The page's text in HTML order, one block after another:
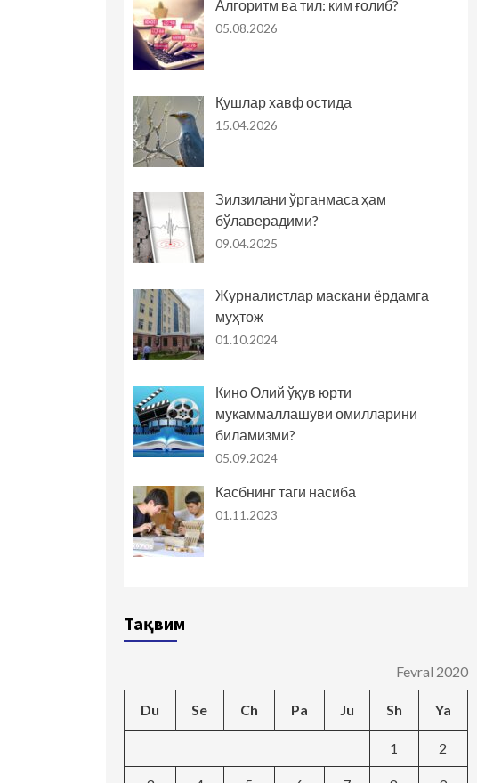
Алгоритм ва тил: ким ғолиб?
05.08.2026
Қушлар хавф остида
15.04.2026
Зилзилани ўрганмаса ҳам
бўлаверадими?
09.04.2025
Журналистлар маскани ёрдамга
муҳтож
01.10.2024
Кино Олий ўқув юрти
мукаммаллашуви омилларини
биламизми?
05.09.2024
Касбнинг таги насиба
01.11.2023
Тақвим
Fevral 2020
Du Se Ch Pa Ju Sh Ya
1 2